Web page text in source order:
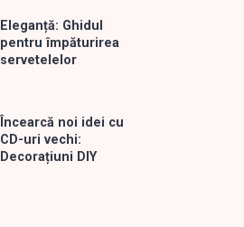
Eleganță: Ghidul
pentru împăturirea
servetelelor
Încearcă noi idei cu
CD-uri vechi:
Decorațiuni DIY